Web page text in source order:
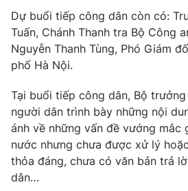
Phim VTV
Hậu trường
Nhân vật
Khán giả
Giải sao mai
Giải trí
Điện ảnh
Sao
Đời sống
Du lịch
Làm đẹp
Chất lượng cuộc sống
Giáo dục
Tuyển sinh
Học trực tuyến
Công nghệ
Hitech Công nghệ tương lai
Giao lưu trực tuyến
Dự buổi tiếp công dân còn có:
Tuấn, Chánh Thanh tra Bộ Công
Nguyễn Thanh Tùng, Phó Giám
phố Hà Nội.
Tại buổi tiếp công dân, Bộ
người dân trình bày những nội
ánh về những vấn đề vướng mắc
nước nhưng chưa được xử lý
thỏa đáng, chưa có văn bản trả
dân…